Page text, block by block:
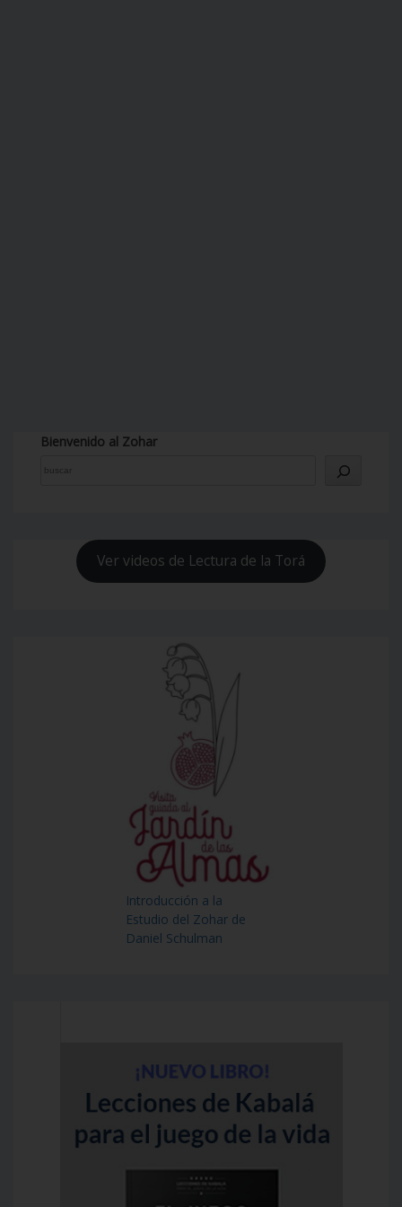
Bienvenido al Zohar
Ver videos de Lectura de la Torá
Introducción a la
Estudio del Zohar de
Daniel Schulman